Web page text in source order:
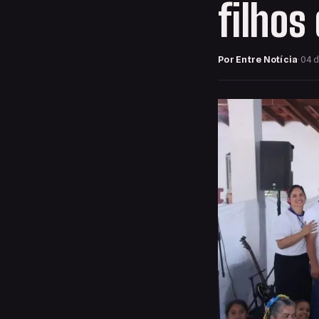
filhos
Por Entre Notícia·04